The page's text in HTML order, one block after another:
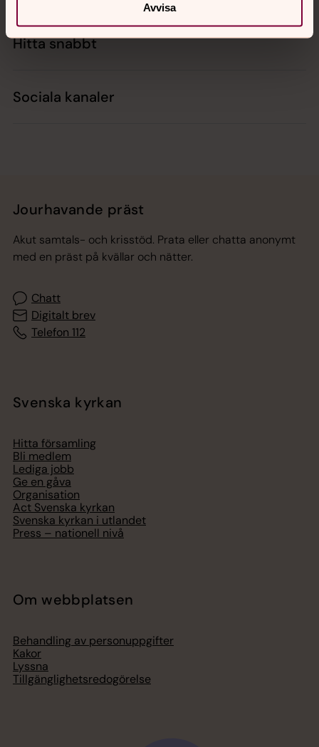
Avvisa
Hitta snabbt
Sociala kanaler
Jourhavande präst
Akut samtals- och krisstöd. Prata eller chatta anonymt
med en präst på kvällar och nätter.
Chatt
Digitalt brev
Telefon 112
Svenska kyrkan
Hitta församling
Bli medlem
Lediga jobb
Ge en gåva
Organisation
Act Svenska kyrkan
Svenska kyrkan i utlandet
Press – nationell nivå
Om webbplatsen
Behandling av personuppgifter
Kakor
Lyssna
Tillgänglighetsredogörelse